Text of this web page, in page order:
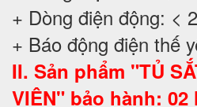
+ Dòng điện động: <
+ Báo động điện thế
II. Sản phẩm "TỦ
VIÊN" bảo hành: 02